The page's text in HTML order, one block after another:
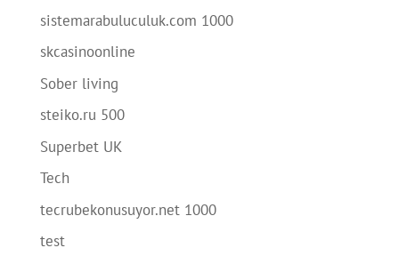
sistemarabuluculuk.com 1000
skcasinoonline
Sober living
steiko.ru 500
Superbet UK
Tech
tecrubekonusuyor.net 1000
test